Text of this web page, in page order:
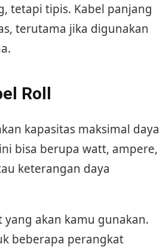
tetapi tipis. Kabel panjang
terutama jika digunakan
Roll
kapasitas maksimal daya
bisa berupa watt, ampere,
keterangan daya
akan kamu gunakan.
beberapa perangkat